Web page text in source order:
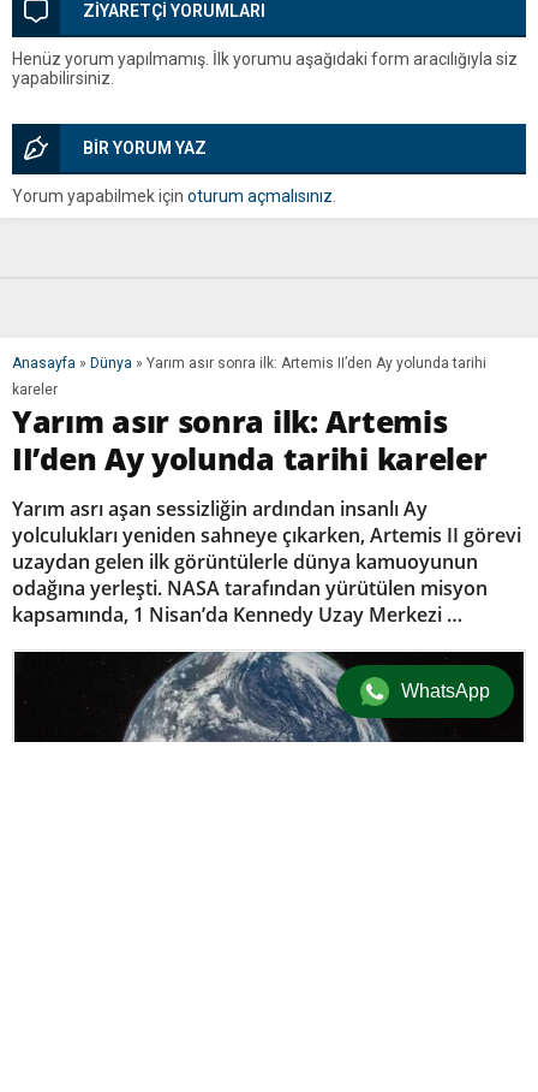
ZİYARETÇİ YORUMLARI
Henüz yorum yapılmamış. İlk yorumu aşağıdaki form aracılığıyla siz
yapabilirsiniz.
BİR YORUM YAZ
Yorum yapabilmek için oturum açmalısınız.
Anasayfa » Dünya » Yarım asır sonra ilk: Artemis II’den Ay yolunda tarihi
kareler
Yarım asır sonra ilk: Artemis
II’den Ay yolunda tarihi kareler
Yarım asrı aşan sessizliğin ardından insanlı Ay
yolculukları yeniden sahneye çıkarken, Artemis II görevi
uzaydan gelen ilk görüntülerle dünya kamuoyunun
odağına yerleşti. NASA tarafından yürütülen misyon
kapsamında, 1 Nisan’da Kennedy Uzay Merkezi …
WhatsApp